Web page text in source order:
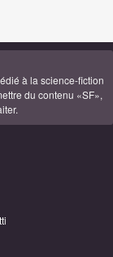
à la science-fiction
du contenu «SF»,